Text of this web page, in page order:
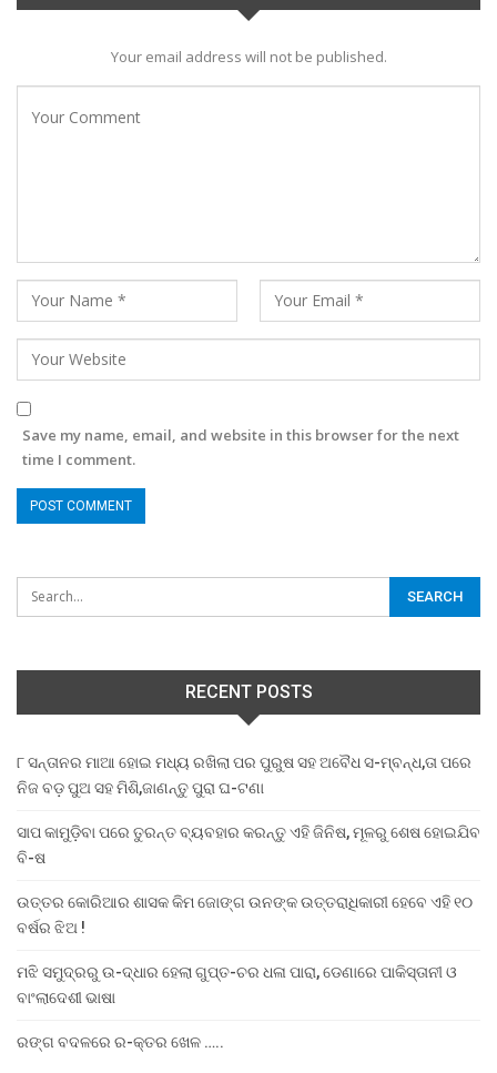
Your email address will not be published.
Save my name, email, and website in this browser for the next
time I comment.
RECENT POSTS
୮ ସନ୍ତାନର ମାଆ ହୋଇ ମଧ୍ୟ ରଖିଲା ପର ପୁରୁଷ ସହ ଅବୈଧ ସ-ମ୍ବନ୍ଧ,ତା ପରେ
ନିଜ ବଡ଼ ପୁଅ ସହ ମିଶି,ଜାଣନ୍ତୁ ପୁରା ଘ-ଟଣା
ସାପ କାମୁଡ଼ିବା ପରେ ତୁରନ୍ତ ବ୍ୟବହାର କରନ୍ତୁ ଏହି ଜିନିଷ, ମୂଳରୁ ଶେଷ ହୋଇଯିବ
ବି-ଷ
ଉତ୍ତର କୋରିଆର ଶାସକ କିମ ଜୋଙ୍ଗ ଉନଙ୍କ ଉତ୍ତରାଧିକାରୀ ହେବେ ଏହି ୧୦
ବର୍ଷର ଝିଅ !
ମଝି ସମୁଦ୍ରରୁ ଉ-ଦ୍ଧାର ହେଲା ଗୁପ୍ତ-ଚର ଧଳା ପାରା, ଡେଣାରେ ପାକିସ୍ତାନୀ ଓ
ବାଂଲାଦେଶୀ ଭାଷା
ରଙ୍ଗ ବଦଳରେ ର-କ୍ତର ଖେଳ …..